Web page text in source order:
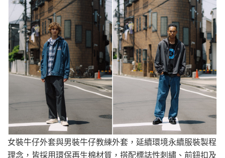
女裝牛仔外套與男裝牛仔教練外套，延續環境永續服裝製程
理念，皆採用環保再生棉材質，搭配標誌性刺繡、前鈕扣及